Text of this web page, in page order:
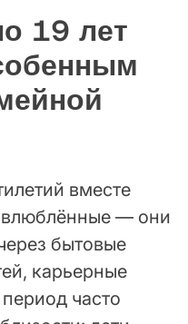
19 лет
вместе
влюблённые — они
бытовые
карьерные
часто